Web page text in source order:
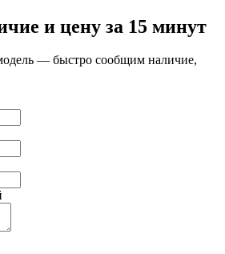
и цену за 15 минут
— быстро сообщим наличие,